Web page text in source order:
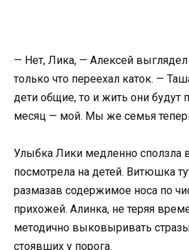
— Нет, Лика, — Алексей выглядел
только что переехал каток. —
дети общие, то и жить они будут
месяц — мой. Мы же семья
Улыбка Лики медленно сползла
посмотрела на детей. Витюшка
размазав содержимое носа по
прихожей. Алинка, не теряя
методично выковыривать
стоявших у порога.